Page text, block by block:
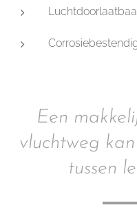
Een
vluchtweg
tussen